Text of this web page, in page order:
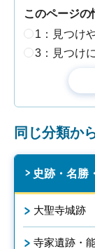
このページの
1：見つけ
3：見つけ
同じ分類か
史跡・名勝
大聖寺城跡
寺家遺跡・